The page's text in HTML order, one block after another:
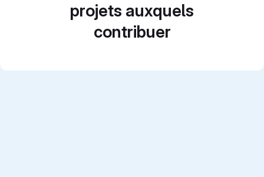
projets auxquels
contribuer